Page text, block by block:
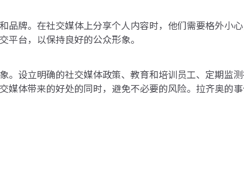
牌。在社交媒体上分享个人内容时，他们需要格外小
台，以保持良好的公众形象。
设立明确的社交媒体政策、教育和培训员工、定期监
媒体带来的好处的同时，避免不必要的风险。拉齐奥的